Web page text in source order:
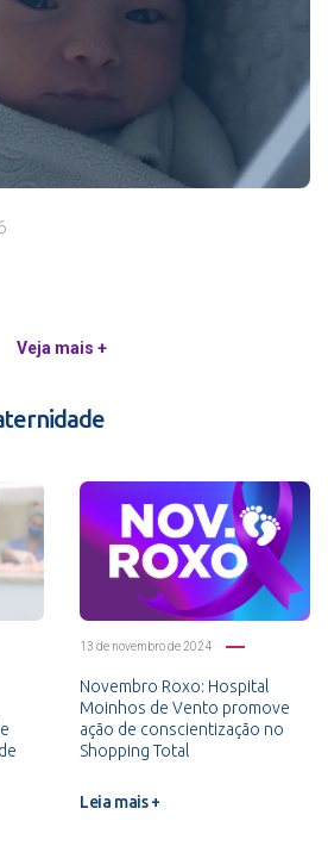
Veja mais +
13 de novembro de 2024
Novembro Roxo: Hospital
Moinhos de Vento promove
ação de conscientização no
Shopping Total
Leia mais +